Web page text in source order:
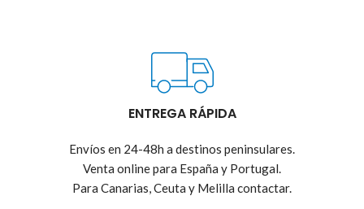
ENTREGA RÁPIDA
Envíos en 24-48h a destinos peninsulares.
Venta online para España y Portugal.
Para Canarias, Ceuta y Melilla contactar.